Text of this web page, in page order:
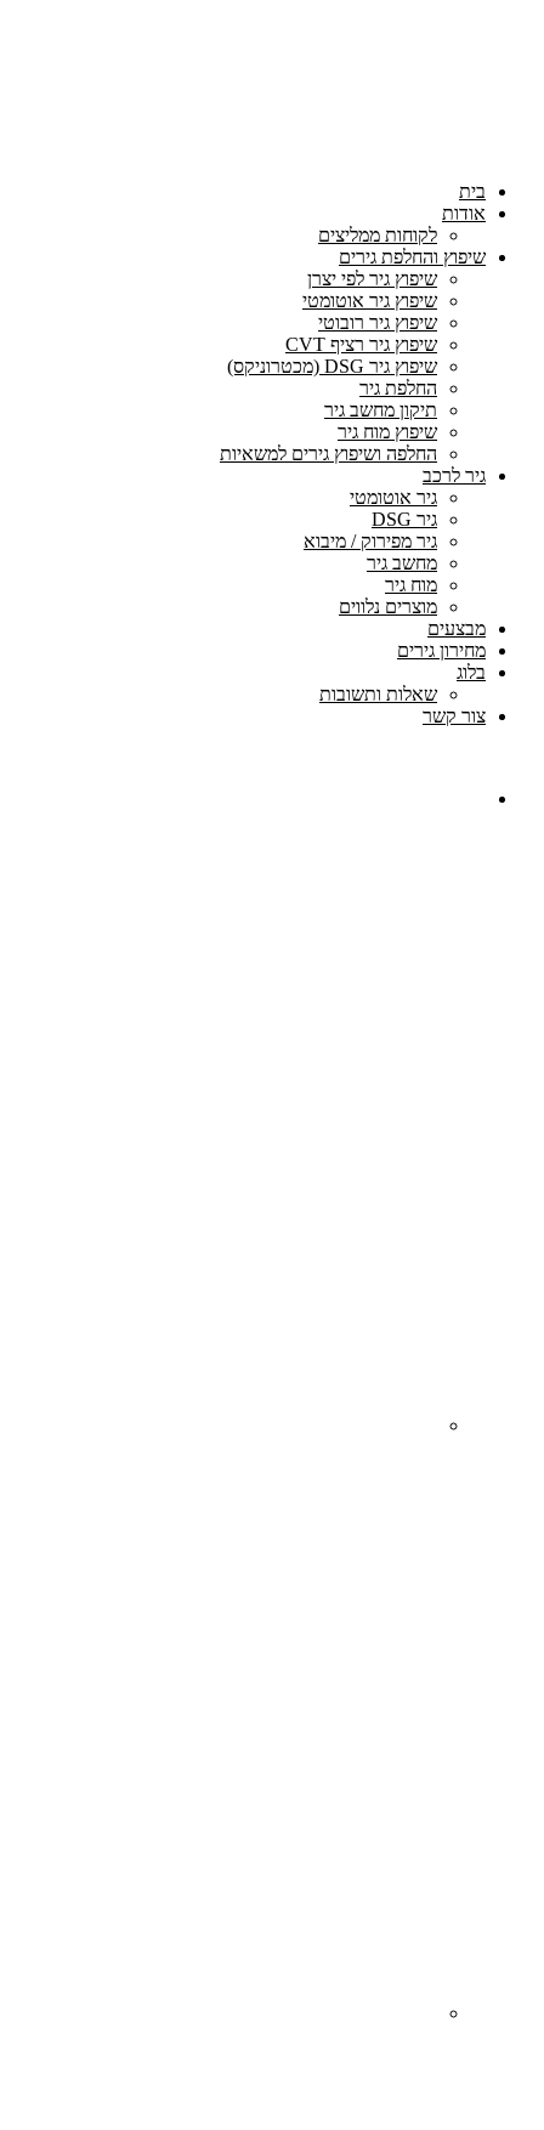
בית
אודות
לקוחות ממליצים
שיפוץ והחלפת גירים
שיפוץ גיר לפי יצרן
שיפוץ גיר אוטומטי
שיפוץ גיר רובוטי
שיפוץ גיר רציף CVT
שיפוץ גיר DSG (מכטרוניקס)
החלפת גיר
תיקון מחשב גיר
שיפוץ מוח גיר
החלפה ושיפוץ גירים למשאיות
גיר לרכב
גיר אוטומטי
גיר DSG
גיר מפירוק / מיבוא
מחשב גיר
מוח גיר
מוצרים נלווים
מבצעים
מחירון גירים
בלוג
שאלות ותשובות
צור קשר